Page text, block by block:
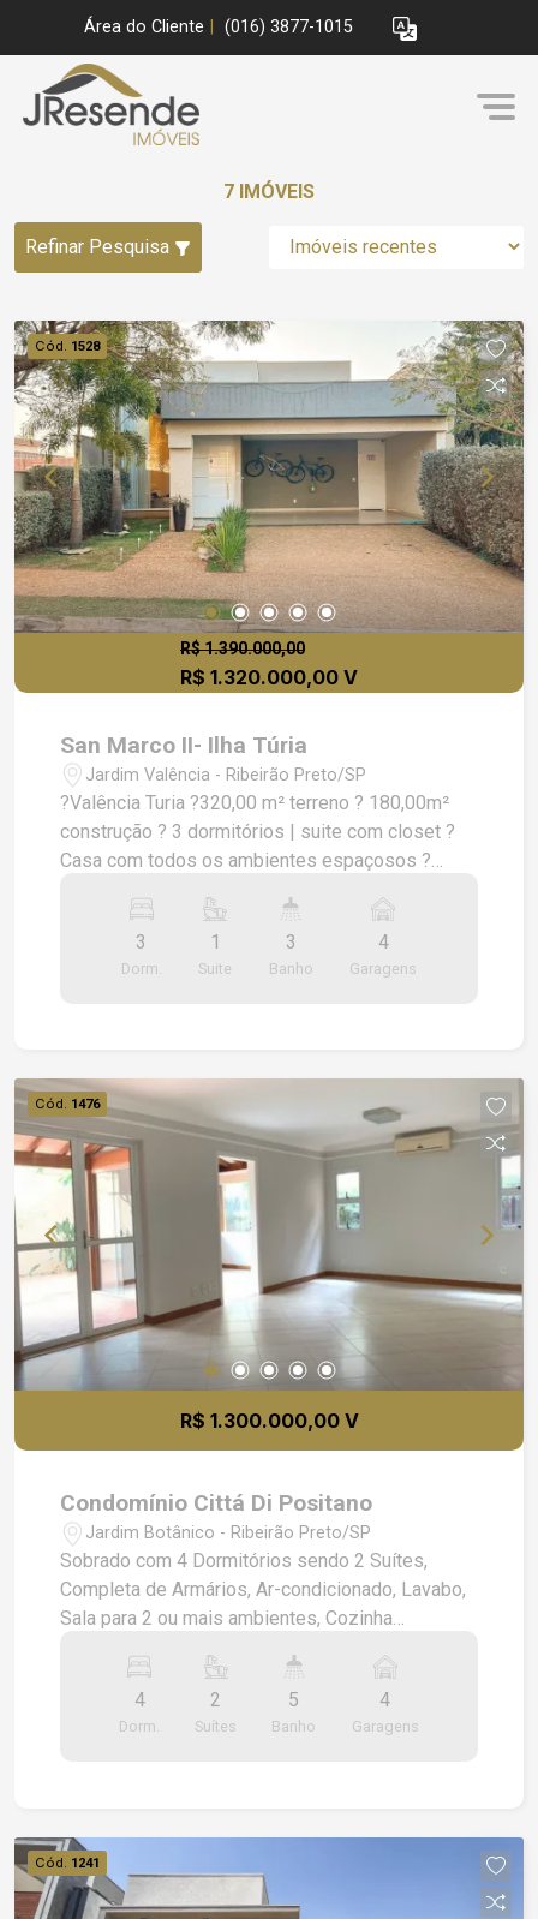
Área do Cliente (016) 3877-1015
7 IMÓVEIS
Refinar Pesquisa
Cód. 1528
R$ 1.390.000,00
R$ 1.320.000,00 V
San Marco II- Ilha Túria
Jardim Valência - Ribeirão Preto/SP
?Valência Turia ?320,00 m² terreno ? 180,00m²
construção ? 3 dormitórios | suite com closet ?
Casa com todos os ambientes espaçosos ?
todos ambientes ?? Rica em Armários ?? janelas
blackout automatizadas ? Área Gourmet com
cozinha integrada ? Lavanderia ???? Piscina com
mercado 24h
3
Dorm.
1
Suite
3
Banho
4
Garagens
Cód. 1476
R$ 1.300.000,00 V
Condomínio Cittá Di Positano
Jardim Botânico - Ribeirão Preto/SP
Sobrado com 4 Dormitórios sendo 2 Suítes,
Completa de Armários, Ar-condicionado, Lavabo,
Sala para 2 ou mais ambientes, Cozinha
Festas, 4 Vagas de Garagem.
4
Dorm.
2
Suítes
5
Banho
4
Garagens
Cód. 1241